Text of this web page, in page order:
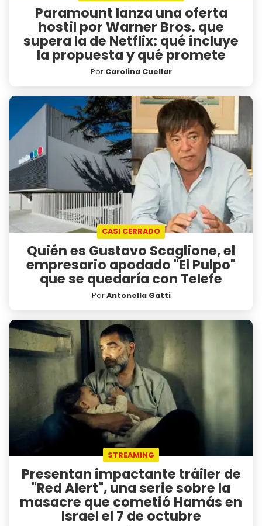
Paramount lanza una oferta
hostil por Warner Bros. que
supera la de Netflix: qué incluye
la propuesta y qué promete
Por Carolina Cuellar
CASI CERRADO
Quién es Gustavo Scaglione, el
empresario apodado "El Pulpo"
que se quedaría con Telefe
PorAntonella Gatti
STREAMING
Presentan impactante tráiler de
"Red Alert", una serie sobre la
masacre que cometió Hamás en
Israel el 7 de octubre